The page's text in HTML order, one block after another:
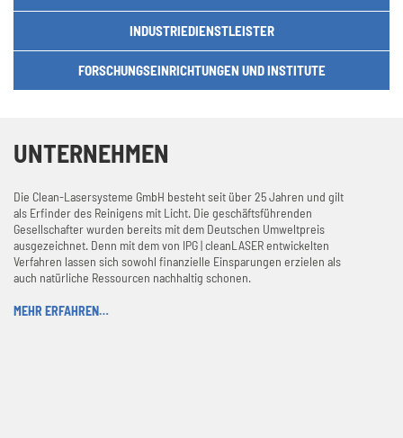
INDUSTRIEDIENSTLEISTER
FORSCHUNGSEINRICHTUNGEN UND INSTITUTE
UNTERNEHMEN
Die Clean-Lasersysteme GmbH besteht seit über 25 Jahren und gilt
als Erfinder des Reinigens mit Licht. Die geschäftsführenden
Gesellschafter wurden bereits mit dem Deutschen Umweltpreis
ausgezeichnet. Denn mit dem von IPG | cleanLASER entwickelten
Verfahren lassen sich sowohl finanzielle Einsparungen erzielen als
auch natürliche Ressourcen nachhaltig schonen.
MEHR ERFAHREN…